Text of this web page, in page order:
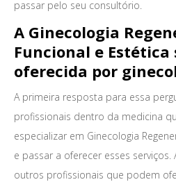
passar pelo seu consultório.
A Ginecologia
Funcional e Estética
oferecida por
A primeira resposta para essa
profissionais dentro da medicina
especializar em Ginecologia
e passar a oferecer esses
outros profissionais que podem